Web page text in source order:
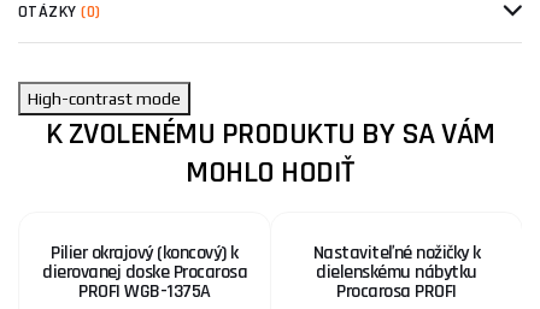
OTÁZKY(0)
High-contrast mode
K ZVOLENÉMU PRODUKTU BY SA VÁM
MOHLO HODIŤ
Pilier okrajový (koncový) k
dierovanej doske Procarosa
PROFI WGB-1375A
Nastaviteľné nožičky k
dielenskému nábytku
Procarosa PROFI